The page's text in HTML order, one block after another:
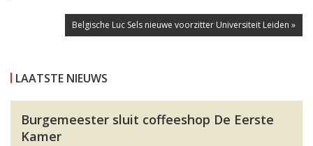
Belgische Luc Sels nieuwe voorzitter Universiteit Leiden »
LAATSTE NIEUWS
Burgemeester sluit coffeeshop De Eerste
Kamer